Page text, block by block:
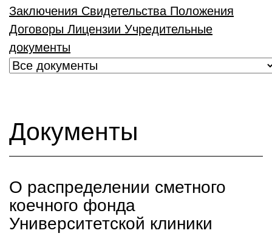
Заключения Свидетельства Положения
Договоры Лицензии Учредительные
документы
Документы
О распределении сметного
коечного фонда
Университетской клиники